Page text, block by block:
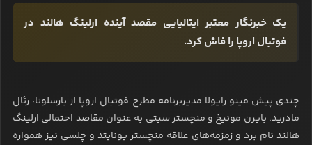
یک خبرنگار معتبر ایتالیایی مقصد آینده ارلینگ هالند در
فوتبال اروپا را فاش کرد.
چندی پیش مینو رایولا مدیربرنامه مطرح فوتبال اروپا از بارسلونا، رئال
مادرید، بایرن مونیخ و منچستر سیتی به عنوان مقاصد احتمالی ارلینگ
هالند نام برد و زمزمه‌های علاقه منچستر یونایتد و چلسی نیز همواره